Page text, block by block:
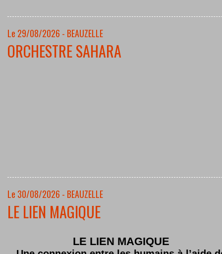
Le 29/08/2026 - BEAUZELLE
ORCHESTRE SAHARA
Le 30/08/2026 - BEAUZELLE
LE LIEN MAGIQUE
LE LIEN MAGIQUE